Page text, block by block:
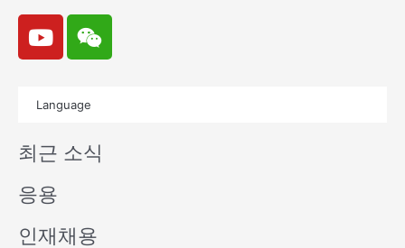
Y
o
u
e
W
e
i
n
Language
최근 소식
응용
인재채용